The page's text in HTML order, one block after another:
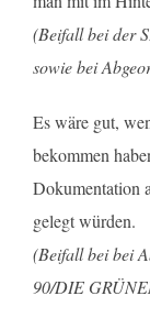
(Beifall bei der
sowie bei
Es wäre gut,
bekommen
Dokumentation
gelegt würden.
(Beifall bei bei
90/DIE